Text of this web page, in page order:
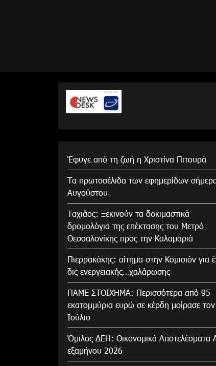
Έφυγε από τη ζωή η Χριστίνα Πιτουρά
Τα πρωτοσέλιδα των εφημερίδων
Αυγούστου
Tαχιάος: Ξεκινούν τα δοκιμαστικά
δρομολόγια της επέκτασης του Μετρό
Θεσσαλονίκης προς την Καλαμαριά
Πιερρακάκης: αίτημα στην Κομισιόν για
δις ενεργειακής…χαλάρωσης
ΠΑΜΕ ΣΤΟΙΧΗΜΑ: Περισσότερα από 95
εκατομμύρια ευρώ σε κέρδη μοίρασε τον
Ιούλιο
Όμιλος ΔΕΗ: Οικονομικά Αποτελέσματα
εξαμήνου 2026